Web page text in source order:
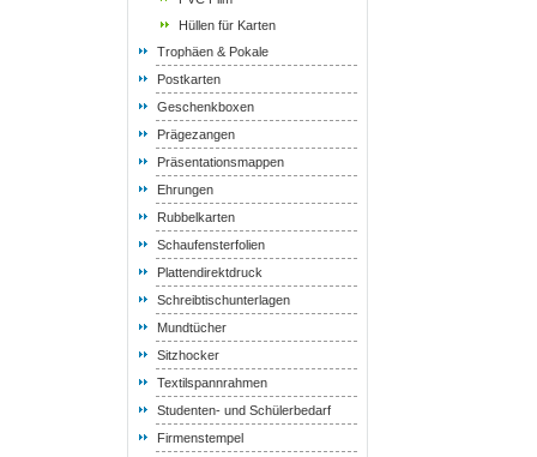
Hüllen für Karten
Trophäen & Pokale
Postkarten
Geschenkboxen
Prägezangen
Präsentationsmappen
Ehrungen
Rubbelkarten
Schaufensterfolien
Plattendirektdruck
Schreibtischunterlagen
Mundtücher
Sitzhocker
Textilspannrahmen
Studenten- und Schülerbedarf
Firmenstempel